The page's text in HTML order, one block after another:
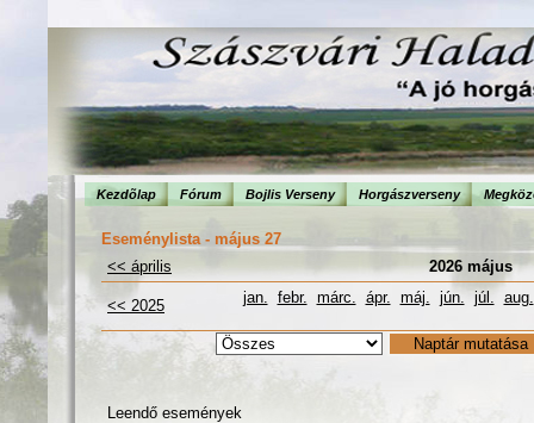
Kezdõlap Fórum Bojlis Verseny Horgászverseny
Eseménylista - május 27
<< április
2026 május
<< 2025 jan. febr. márc. ápr. máj. jún. júl. aug.
Leendő események